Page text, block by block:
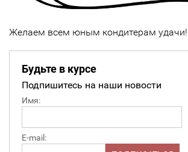
Желаем всем юным кондитерам удачи!
Будьте в курсе
Подпишитесь на наши новости
Имя:
E-mail: